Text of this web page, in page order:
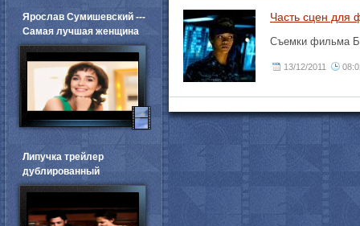
Часть сцен для
Съемки фильма
13/12/2011
Ярослав Сумишевский ---
Самая лучшая женщина
Липучка трейлер
дублированный